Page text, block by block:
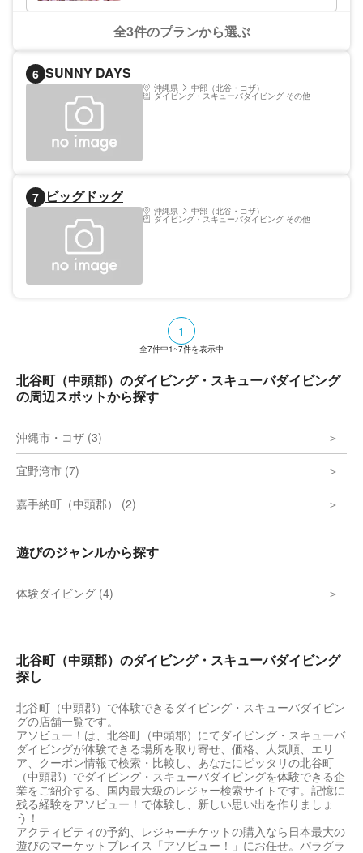
available
全3件のプランから選ぶ
6 SUNNY DAYS
沖縄県 中部（北谷・コザ）
ダイビング・スキューバダイビング その他
7 ビッグドッグ
沖縄県 中部（北谷・コザ）
ダイビング・スキューバダイビング その他
1
全7件中1~7件を表示中
北谷町（中頭郡）のダイビング・スキューバダイビング
の周辺スポットから探す
沖縄市・コザ (3)
宜野湾市 (7)
嘉手納町（中頭郡） (2)
遊びのジャンルから探す
体験ダイビング (4)
北谷町（中頭郡）のダイビング・スキューバダイビング
探し
北谷町（中頭郡）で体験できるダイビング・スキューバダイビン
グの店舗一覧です。
アソビュー！は、北谷町（中頭郡）にてダイビング・スキューバ
ダイビングが体験できる場所を取り寄せ、価格、人気順、エリ
ア、クーポン情報で検索・比較し、あなたにピッタリの北谷町
（中頭郡）でダイビング・スキューバダイビングを体験できる企
業をご紹介する、国内最大級のレジャー検索サイトです。記憶に
残る経験をアソビュー！で体験し、新しい思い出を作りましょ
う！
アクティビティの予約、レジャーチケットの購入なら日本最大の
遊びのマーケットプレイス「アソビュー！」にお任せ。パラグラ